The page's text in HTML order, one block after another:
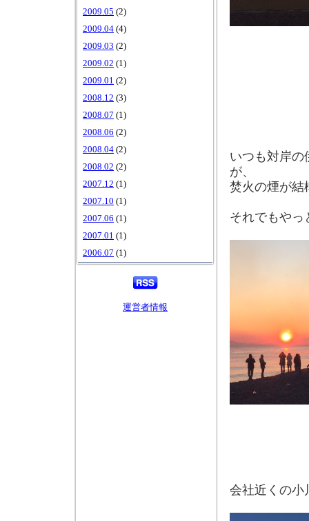
2009.05 (2)
2009.04 (4)
2009.03 (2)
2009.02 (1)
2009.01 (2)
2008.12 (3)
2008.07 (1)
2008.06 (2)
2008.04 (2)
2008.02 (2)
2007.12 (1)
2007.10 (1)
2007.06 (1)
2007.01 (1)
2006.07 (1)
運営者情報
いつも対岸の
が、
焚火の煙が結
それでもやっ
会社近くの小